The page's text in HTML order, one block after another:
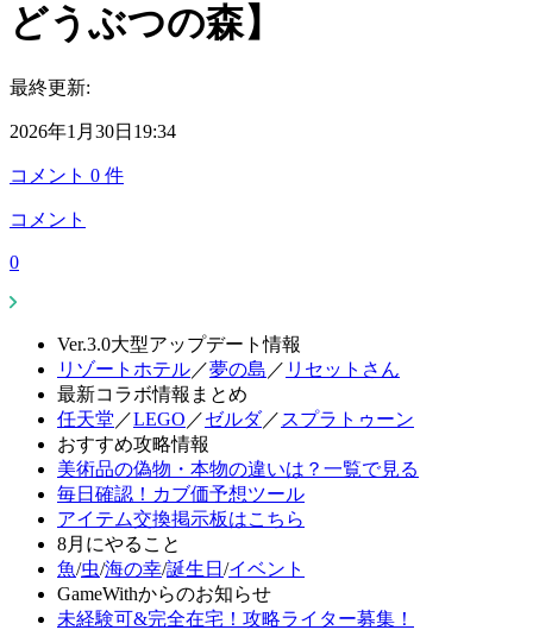
どうぶつの森】
最終更新:
2026年1月30日19:34
コメント 0 件
コメント
0
Ver.3.0大型アップデート情報
リゾートホテル／夢の島 ／ リセットさん
最新コラボ情報まとめ
任天堂 ／LEGO ／ゼルダ／ スプラトゥーン
おすすめ攻略情報
美術品の偽物・本物の違いは？一覧で見る
毎日確認！カブ価予想ツール
アイテム交換掲示板はこちら
8月にやること
魚/虫/海の幸/誕生日 /イベント
GameWithからのお知らせ
未経験可&完全在宅！攻略ライター募集！